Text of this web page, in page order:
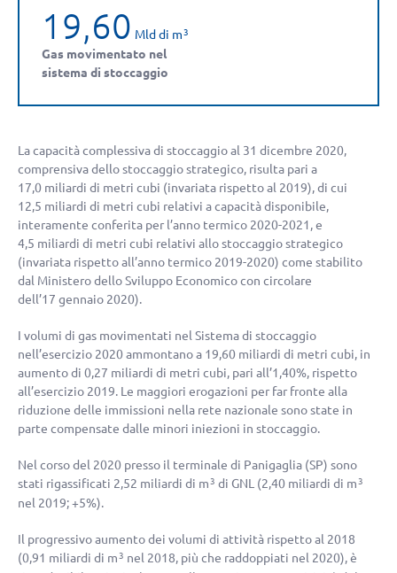
19,60 Mld di m3
Gas movimentato nel
sistema di stoccaggio
La capacità complessiva di stoccaggio al 31 dicembre 2020,
comprensiva dello stoccaggio strategico, risulta pari a
17,0 miliardi di metri cubi (invariata rispetto al 2019), di cui
12,5 miliardi di metri cubi relativi a capacità disponibile,
interamente conferita per l’anno termico 2020-2021, e
4,5 miliardi di metri cubi relativi allo stoccaggio strategico
(invariata rispetto all’anno termico 2019-2020) come stabilito
dal Ministero dello Sviluppo Economico con circolare
dell’17 gennaio 2020).
I volumi di gas movimentati nel Sistema di stoccaggio
nell’esercizio 2020 ammontano a 19,60 miliardi di metri cubi, in
aumento di 0,27 miliardi di metri cubi, pari all’1,40%, rispetto
all’esercizio 2019. Le maggiori erogazioni per far fronte alla
riduzione delle immissioni nella rete nazionale sono state in
parte compensate dalle minori iniezioni in stoccaggio.
Nel corso del 2020 presso il terminale di Panigaglia (SP) sono
stati rigassificati 2,52 miliardi di m 3 di GNL (2,40 miliardi di m 3
nel 2019;+5%).
Il progressivo aumento dei volumi di attività rispetto al 2018
(0,91 miliardi di m 3 nel 2018, più che raddoppiati nel 2020), è